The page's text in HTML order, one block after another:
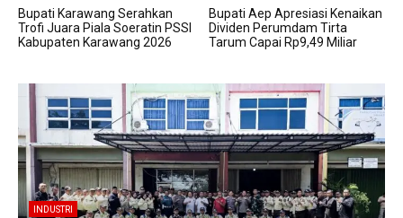
Bupati Karawang Serahkan
Trofi Juara Piala Soeratin PSSI
Kabupaten Karawang 2026
Bupati Aep Apresiasi Kenaikan
Dividen Perumdam Tirta
Tarum Capai Rp9,49 Miliar
BERITA